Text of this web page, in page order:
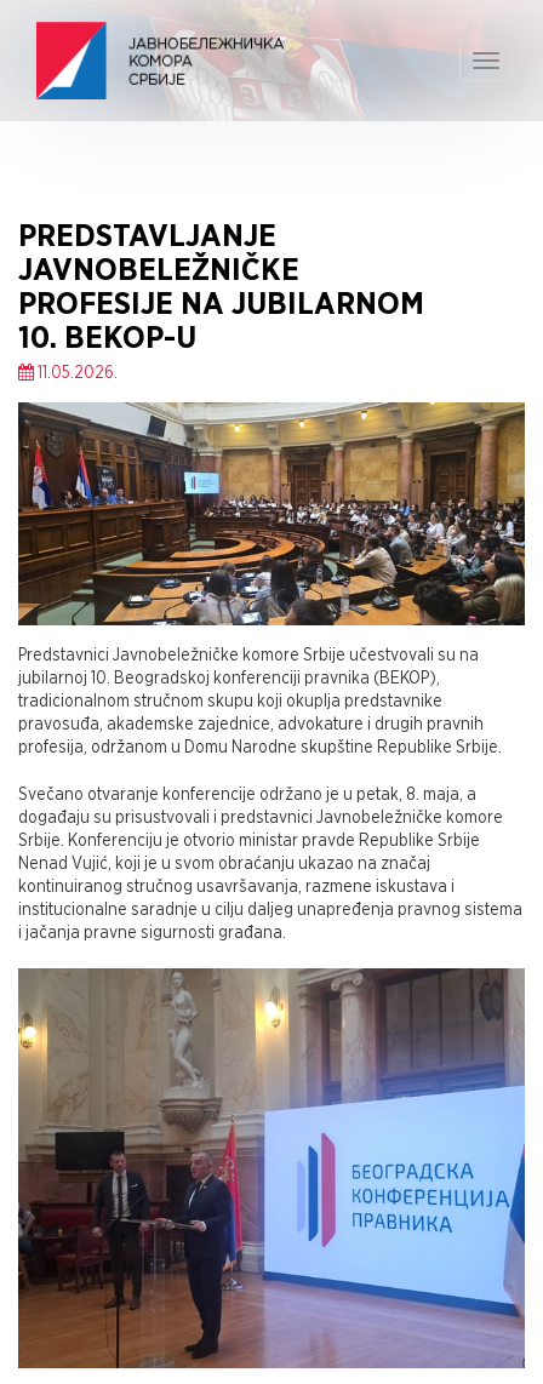
Toggle
PREDSTAVLJANJE
JAVNOBELEŽNIČKE
PROFESIJE NA JUBILARNOM
10. BEKOP-U
11.05.2026.
Predstavnici Javnobeležničke komore Srbije učestvovali su na
jubilarnoj 10. Beogradskoj konferenciji pravnika (BEKOP),
tradicionalnom stručnom skupu koji okuplja predstavnike
pravosuđa, akademske zajednice, advokature i drugih pravnih
profesija, održanom u Domu Narodne skupštine Republike Srbije.
Svečano otvaranje konferencije održano je u petak, 8. maja, a
događaju su prisustvovali i predstavnici Javnobeležničke komore
Srbije. Konferenciju je otvorio ministar pravde Republike Srbije
Nenad Vujić, koji je u svom obraćanju ukazao na značaj
kontinuiranog stručnog usavršavanja, razmene iskustava i
institucionalne saradnje u cilju daljeg unapređenja pravnog sistema
i jačanja pravne sigurnosti građana.